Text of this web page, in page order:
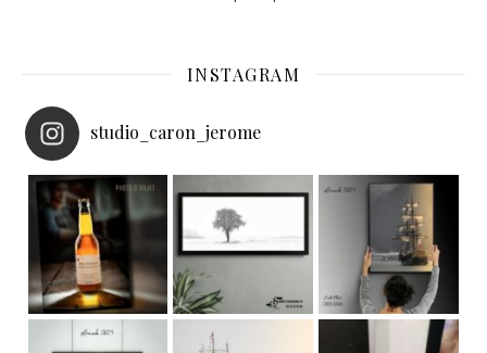
INSTAGRAM
studio_caron_jerome